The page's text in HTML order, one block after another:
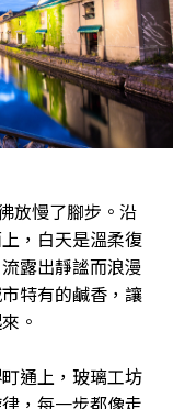
放慢了腳步。沿
，白天是溫柔復
露出靜謐而浪漫
特有的鹹香，讓
。
通上，玻璃工坊